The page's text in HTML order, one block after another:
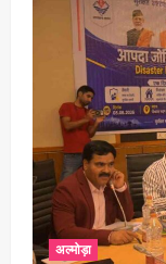
अल्मोड़ा